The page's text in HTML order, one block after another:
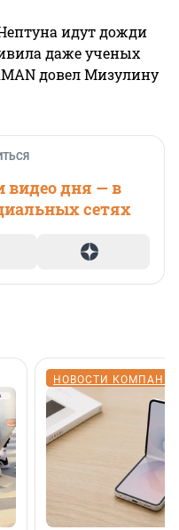
идут дожди
даже ученых
довел Мизулину
видео дня — в
сетях
НОВОСТИ